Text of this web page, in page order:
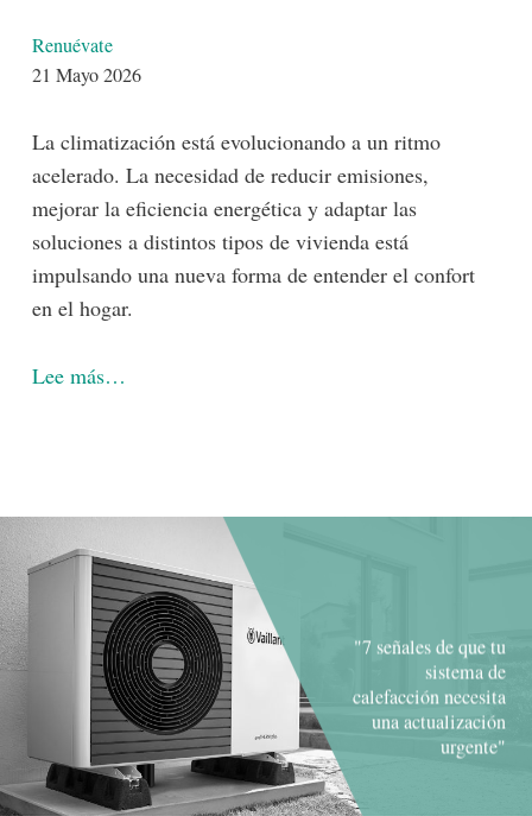
DetallesRenuévate
21 Mayo 2026
La climatización está evolucionando a un ritmo
acelerado. La necesidad de reducir emisiones,
mejorar la eficiencia energética y adaptar las
soluciones a distintos tipos de vivienda está
impulsando una nueva forma de entender el confort
en el hogar.
Lee más…
"7 señales de que tu
sistema de
calefacción necesita
una actualización
urgente"